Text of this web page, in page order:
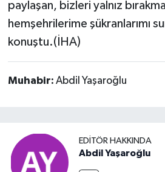
paylaşan, bizleri yalnız
hemşehrilerime şükranlarımı
konuştu.(İHA)
Muhabir: Abdil Yaşaroğlu
EDITÖR HAKKINDA
Abdil Yaşaroğlu